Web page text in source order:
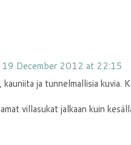
19 December 2012 at 22:15
kauniita ja tunnelmallisia kuvia.
villasukat jalkaan kuin